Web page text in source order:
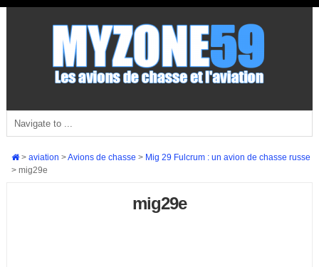
> aviation >Avions de chasse > Mig 29 Fulcrum : un avion de chasse russe
> mig29e
mig29e